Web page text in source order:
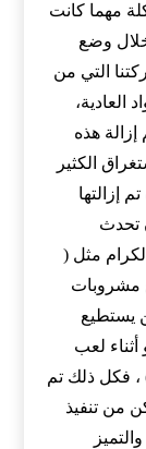
مهما كانت
وضع
التي من
العادية،
هذه
الكثير
إزالتها
تحدث
مثل (
مشروبات
يستطيع
أثناء لعب
، فكل ذلك تم
من تنفيذ